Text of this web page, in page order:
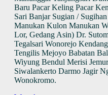
Baru Pacar Keling Pacar
Sari Banjar Sugian /
Manukan Kulon Manukan
Lor, Gedang Asin) Dr.
Tegalsari Wonorejo
Tengilis Mejoyo Babatan
Wiyung Bendul Merisi
Siwalankerto Darmo Jagir
Wonokromo.